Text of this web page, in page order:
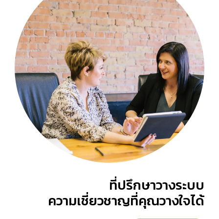
ที่ปรึกษาวางระบบ
ความเชี่ยวชาญที่คุณวางใจได้